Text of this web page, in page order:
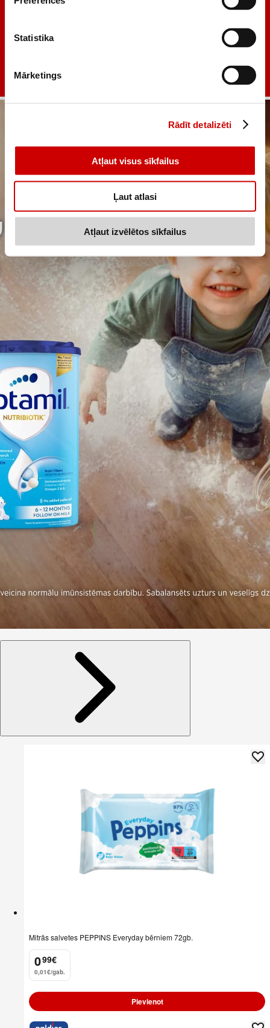
Statistika
Mārketings
Rādīt detalizēti
Atļaut visus sīkfailus
Ļaut atlasi
Atļaut izvēlētos sīkfailus
Mitrās salvetes PEPPINS Everyday bērniem 72gb.
0
. 99€
0,01€/gab.
Pievienot